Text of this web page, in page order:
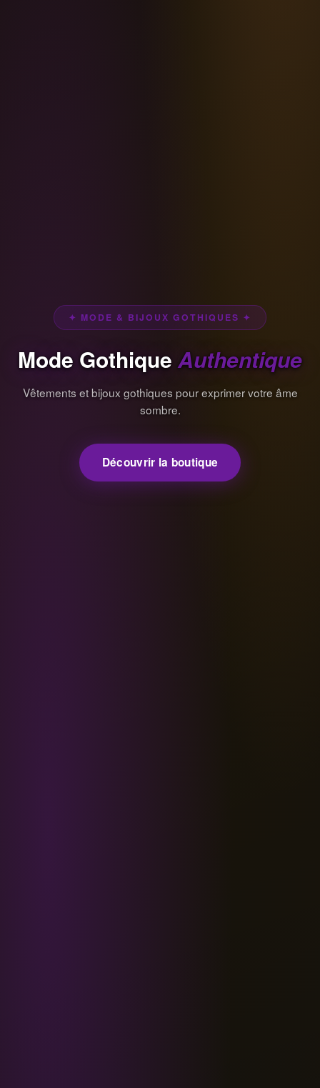
✦ MODE & BIJOUX GOTHIQUES ✦
Mode Gothique Authentique
Vêtements et bijoux gothiques pour exprimer votre âme
sombre.
Découvrir la boutique